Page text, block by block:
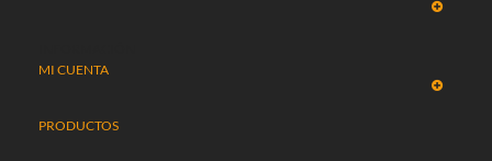
MI CUENTA
PRODUCTOS